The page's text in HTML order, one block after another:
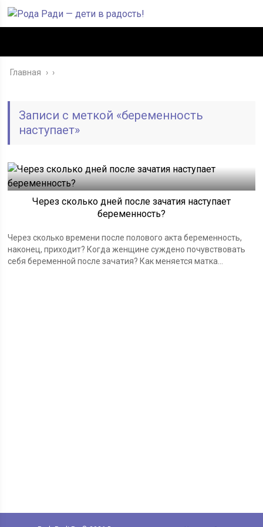
Главная ›
Записи с меткой «беременность
наступает»
Через сколько дней после зачатия наступает
беременность?
Через сколько времени после полового акта беременность,
наконец, приходит? Когда женщине суждено почувствовать
себя беременной после зачатия? Как меняется матка...